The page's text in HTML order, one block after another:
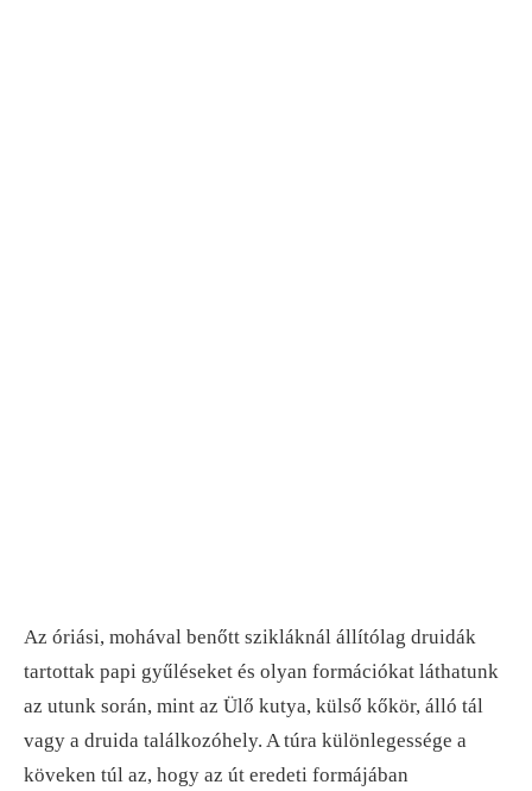
Az óriási, mohával benőtt szikláknál állítólag druidák
tartottak papi gyűléseket és olyan formációkat láthatunk
az utunk során, mint az Ülő kutya, külső kőkör, álló tál
vagy a druida találkozóhely. A túra különlegessége a
köveken túl az, hogy az út eredeti formájában